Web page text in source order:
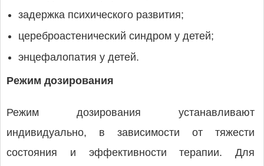
задержка психического развития;
цереброастенический синдром у детей;
энцефалопатия у детей.
Режим дозирования
Режим дозирования устанавливают
индивидуально, в зависимости от тяжести
состояния и эффективности терапии. Для